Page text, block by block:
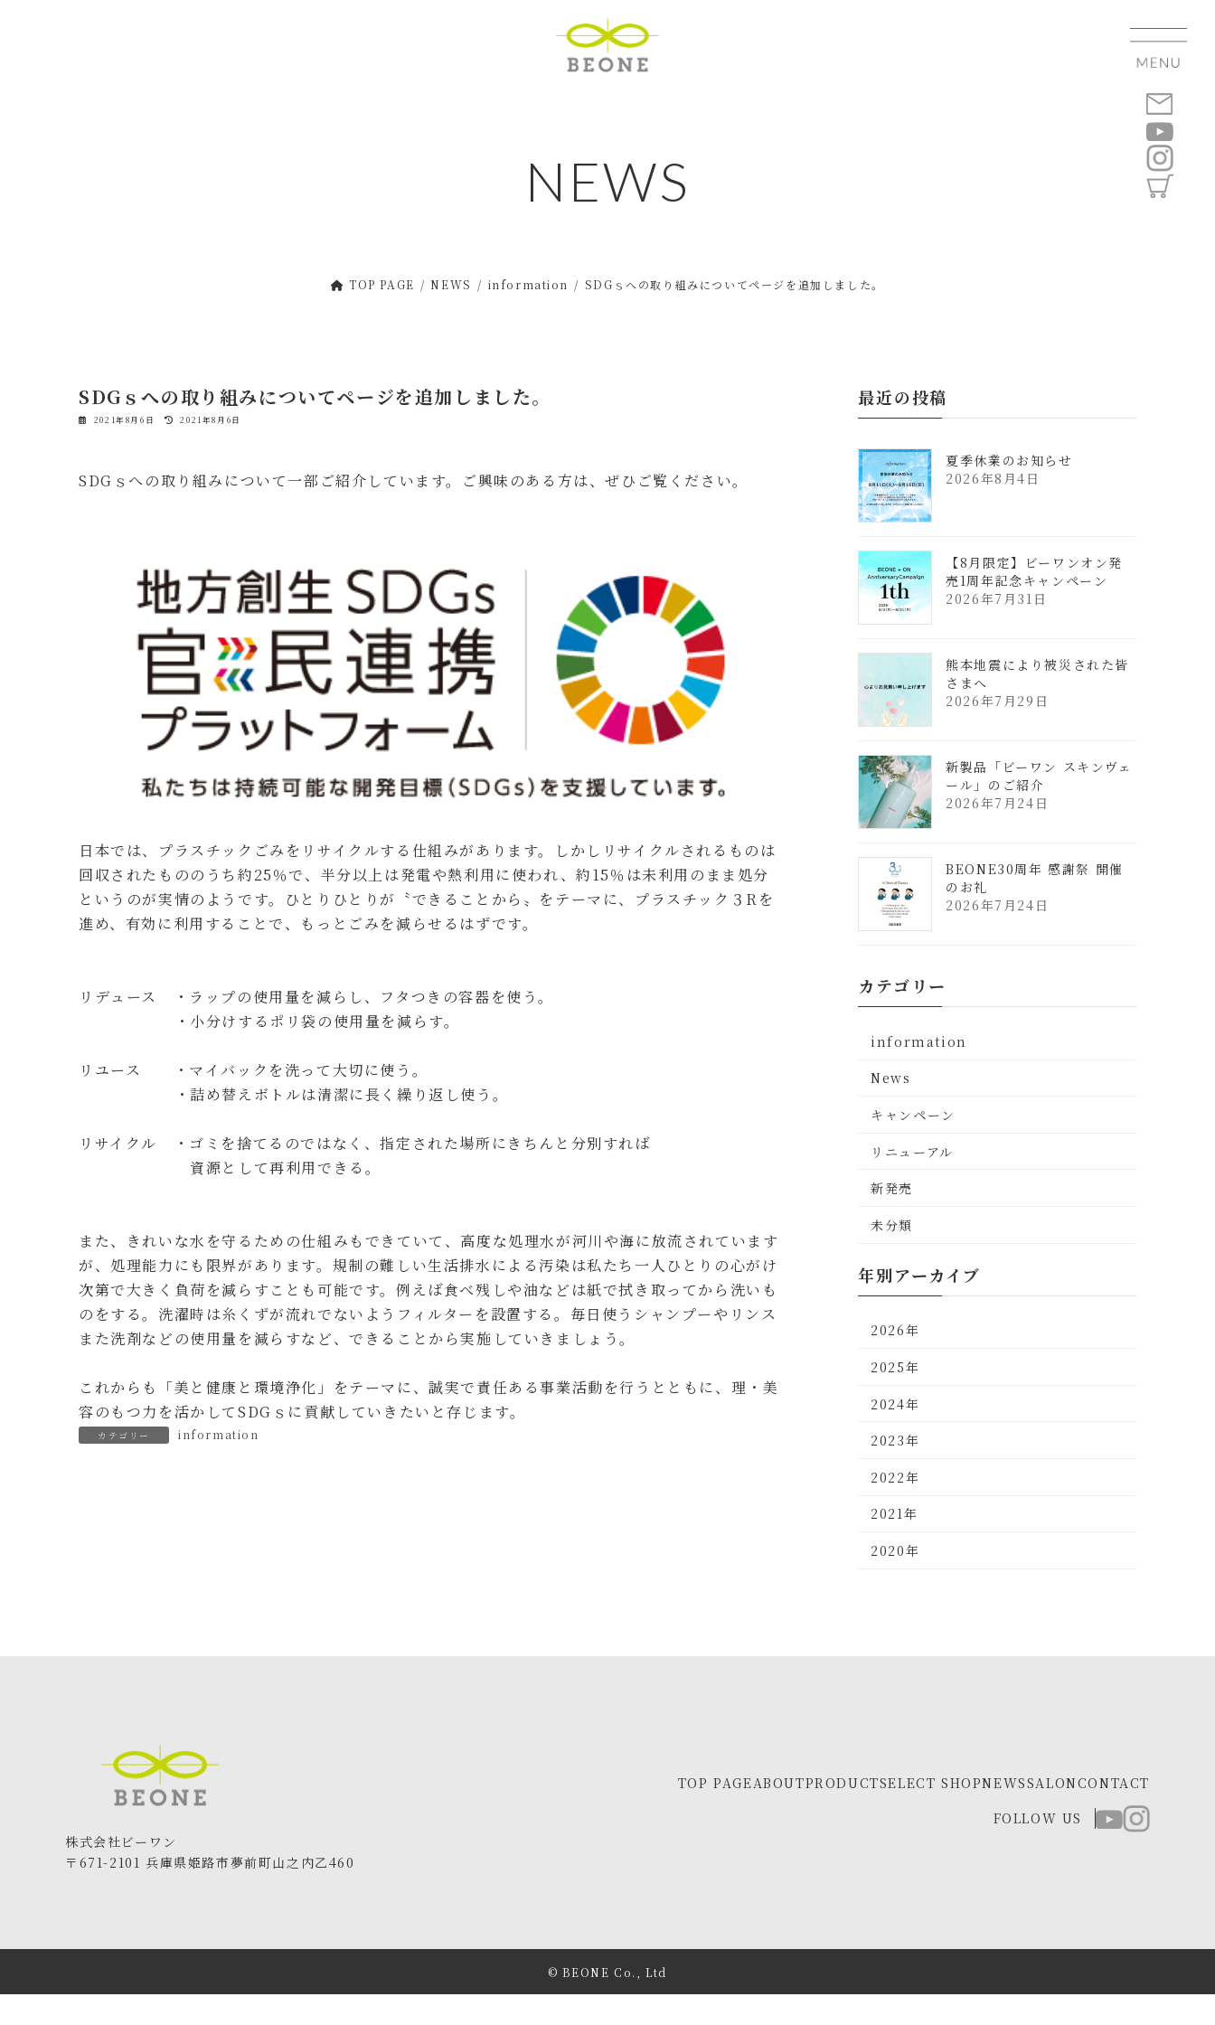
NEWS
TOP PAGE NEWS information SDGｓへの取り組みについてページを追加しました。
SDGｓへの取り組みについてページを追加しました。
2021年8月6日
最
時
:
2021年8月6日
SDGｓへの取り組みについて一部ご紹介しています。ご興味のある方は、ぜひご覧ください。
日本では、プラスチックごみをリサイクルする仕組みがあります。しかしリサイクルされるものは
回収されたもののうち約25％で、半分以上は発電や熱利用に使われ、約15％は未利用のまま処分
というのが実情のようです。ひとりひとりが〝できることから〟をテーマに、プラスチック３Rを
進め、有効に利用することで、もっとごみを減らせるはずです。
リデュース ・ラップの使用量を減らし、フタつきの容器を使う。
・小分けするポリ袋の使用量を減らす。
リユース ・マイバックを洗って大切に使う。
・詰め替えボトルは清潔に長く繰り返し使う。
リサイクル ・ゴミを捨てるのではなく、指定された場所にきちんと分別すれば
資源として再利用できる。
また、きれいな水を守るための仕組みもできていて、高度な処理水が河川や海に放流されています
が、処理能力にも限界があります。規制の難しい生活排水による汚染は私たち一人ひとりの心がけ
次第で大きく負荷を減らすことも可能です。例えば食べ残しや油などは紙で拭き取ってから洗いも
のをする。洗濯時は糸くずが流れでないようフィルターを設置する。毎日使うシャンプーやリンス
また洗剤などの使用量を減らすなど、できることから実施していきましょう。
これからも「美と健康と環境浄化」をテーマに、誠実で責任ある事業活動を行うとともに、理・美
容のもつ力を活かしてSDGｓに貢献していきたいと存じます。
カテゴリー information
最近の投稿
夏季休業のお知らせ
2026年8月4日
【8月限定】ビーワンオン発
売1周年記念キャンペーン
2026年7月31日
熊本地震により被災された皆
さまへ
2026年7月29日
新製品「ビーワン スキンヴェ
ール」のご紹介
2026年7月24日
BEONE30周年 感謝祭 開催
のお礼
2026年7月24日
カテゴリー
information
News
キャンペーン
リニューアル
新発売
未分類
年別アーカイブ
2026年
2025年
2024年
2023年
2022年
2021年
2020年
株式会社ビーワン
〒671-2101 兵庫県姫路市夢前町山之内乙460
TOP PAGEABOUTPRODUCTSELECT SHOPNEWSSALONCONTACT
FOLLOW US
© BEONE Co., Ltd